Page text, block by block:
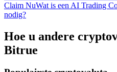
Claim NuWat is een AI Trading
nodig?
Hoe u andere
Bitrue